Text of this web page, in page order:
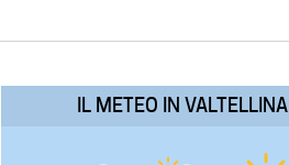
IL METEO IN VALTELLINA